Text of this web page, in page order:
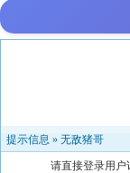
提示信息 » 无敌猪哥
请直接登录用户